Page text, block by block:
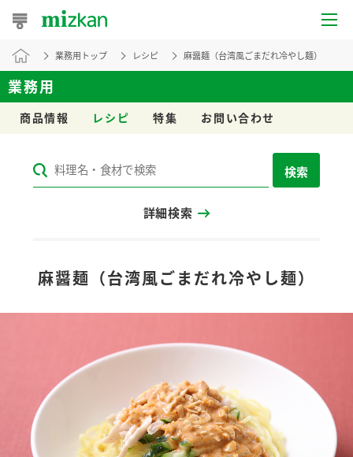
おうちレシピ
おすすめレシピ
レシピカテゴリ一覧
商品カテゴリ
調味酢
新商品一覧
キャンペーン情報
業務用トップ レシピ 麻醤麺（台湾風ごまだれ冷やし麺）
業務用
商品情報 レシピ 特集 お問い合わせ
検索
詳細検索
麻醤麺（台湾風ごまだれ冷やし麺）